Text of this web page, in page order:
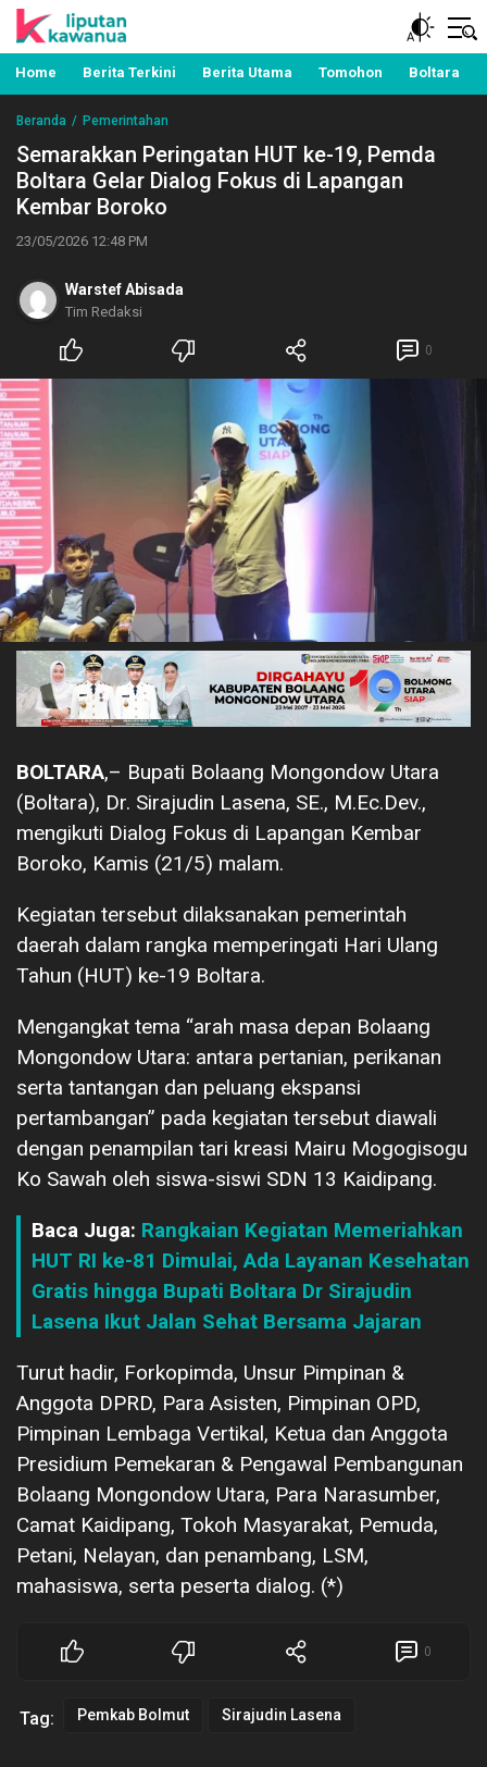
Liputan Kawanua
Berita Manado, Sulawesi Utara, Kawanua, Politik,
Pemerintahan, Hukum Kriminal dan Nasional
Home Berita Terkini Berita Utama Tomohon Boltara
Beranda Pemerintahan
Semarakkan Peringatan HUT ke-19, Pemda
Boltara Gelar Dialog Fokus di Lapangan
Kembar Boroko
23/05/2026 12:48 PM
Warstef Abisada
Tim Redaksi
0
BOLTARA,– Bupati Bolaang Mongondow Utara
(Boltara), Dr. Sirajudin Lasena, SE., M.Ec.Dev.,
mengikuti Dialog Fokus di Lapangan Kembar
Boroko, Kamis (21/5) malam.
Kegiatan tersebut dilaksanakan pemerintah
daerah dalam rangka memperingati Hari Ulang
Tahun (HUT) ke-19 Boltara.
Mengangkat tema “arah masa depan Bolaang
Mongondow Utara: antara pertanian, perikanan
serta tantangan dan peluang ekspansi
pertambangan” pada kegiatan tersebut diawali
dengan penampilan tari kreasi Mairu Mogogisogu
Ko Sawah oleh siswa-siswi SDN 13 Kaidipang.
Baca Juga: Rangkaian Kegiatan Memeriahkan
HUT RI ke-81 Dimulai, Ada Layanan Kesehatan
Gratis hingga Bupati Boltara Dr Sirajudin
Lasena Ikut Jalan Sehat Bersama Jajaran
Turut hadir, Forkopimda, Unsur Pimpinan &
Anggota DPRD, Para Asisten, Pimpinan OPD,
Pimpinan Lembaga Vertikal, Ketua dan Anggota
Presidium Pemekaran & Pengawal Pembangunan
Bolaang Mongondow Utara, Para Narasumber,
Camat Kaidipang, Tokoh Masyarakat, Pemuda,
Petani, Nelayan, dan penambang, LSM,
mahasiswa, serta peserta dialog. (*)
0
Tag: Pemkab Bolmut Sirajudin Lasena